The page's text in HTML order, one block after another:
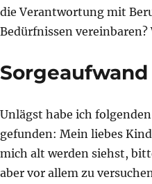
die Verantwortung mit
Bedürfnissen
Unlägst habe ich
gefunden: Mein liebes
mich alt werden siehst,
aber vor allem zu